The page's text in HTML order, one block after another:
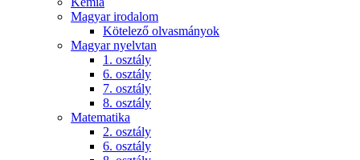
Magyar irodalom
Kötelező olvasmányok
Magyar nyelvtan
1. osztály
6. osztály
7. osztály
8. osztály
Matematika
2. osztály
6. osztály